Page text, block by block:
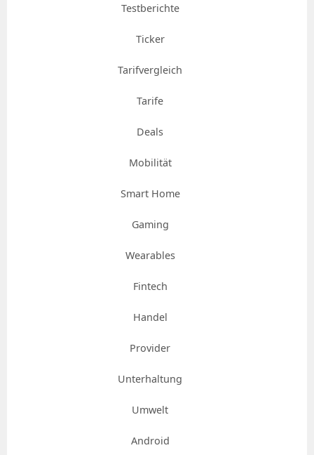
Testberichte
Ticker
Tarifvergleich
Tarife
Deals
Mobilität
Smart Home
Gaming
Wearables
Fintech
Handel
Provider
Unterhaltung
Umwelt
Android